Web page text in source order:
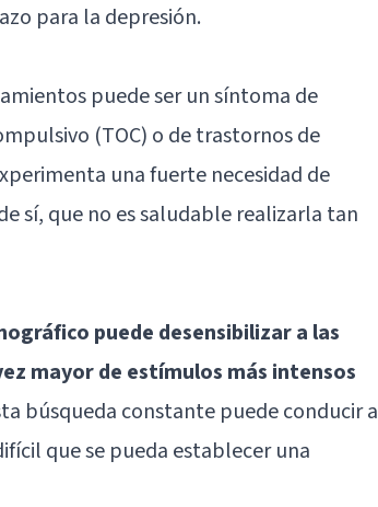
para la depresión.
puede ser un síntoma de
(TOC) o de trastornos de
una fuerte necesidad de
sí, que no es saludable realizarla tan
puede desensibilizar a las
mayor de estímulos más intensos
búsqueda constante puede conducir a
que se pueda establecer una